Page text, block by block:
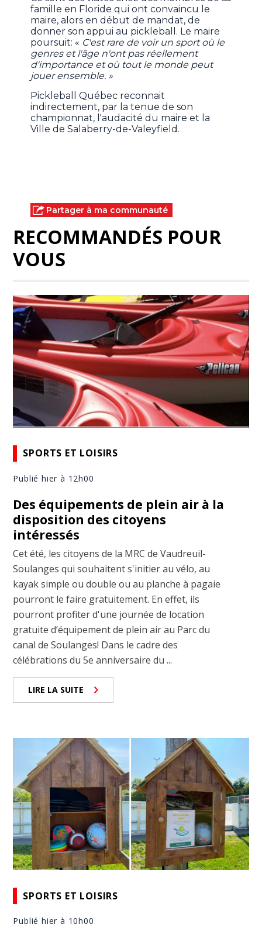
famille en Floride qui ont convaincu le
maire, alors en début de mandat, de
donner son appui au pickleball. Le maire
poursuit: « C'est rare de voir un sport où le
genres et l'âge n'ont pas réellement
d'importance et où tout le monde peut
jouer ensemble. »
Pickleball Québec reconnait
indirectement, par la tenue de son
championnat, l'audacité du maire et la
Ville de Salaberry-de-Valeyfield.
Partager à ma communauté
RECOMMANDÉS POUR
VOUS
SPORTS ET LOISIRS
Publié hier à 12h00
Des équipements de plein air à la
disposition des citoyens
intéressés
Cet été, les citoyens de la MRC de Vaudreuil-
Soulanges qui souhaitent s'initier au vélo, au
kayak simple ou double ou au planche à pagaie
pourront le faire gratuitement. En effet, ils
pourront profiter d'une journée de location
gratuite d’équipement de plein air au Parc du
canal de Soulanges! Dans le cadre des
célébrations du 5e anniversaire du ...
LIRE LA SUITE
SPORTS ET LOISIRS
Publié hier à 10h00